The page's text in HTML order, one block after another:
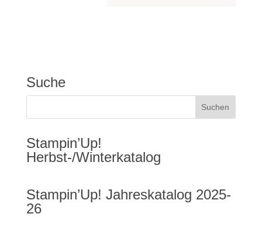
Suche
Stampin’Up!
Herbst-/Winterkatalog
Stampin’Up! Jahreskatalog 2025-
26